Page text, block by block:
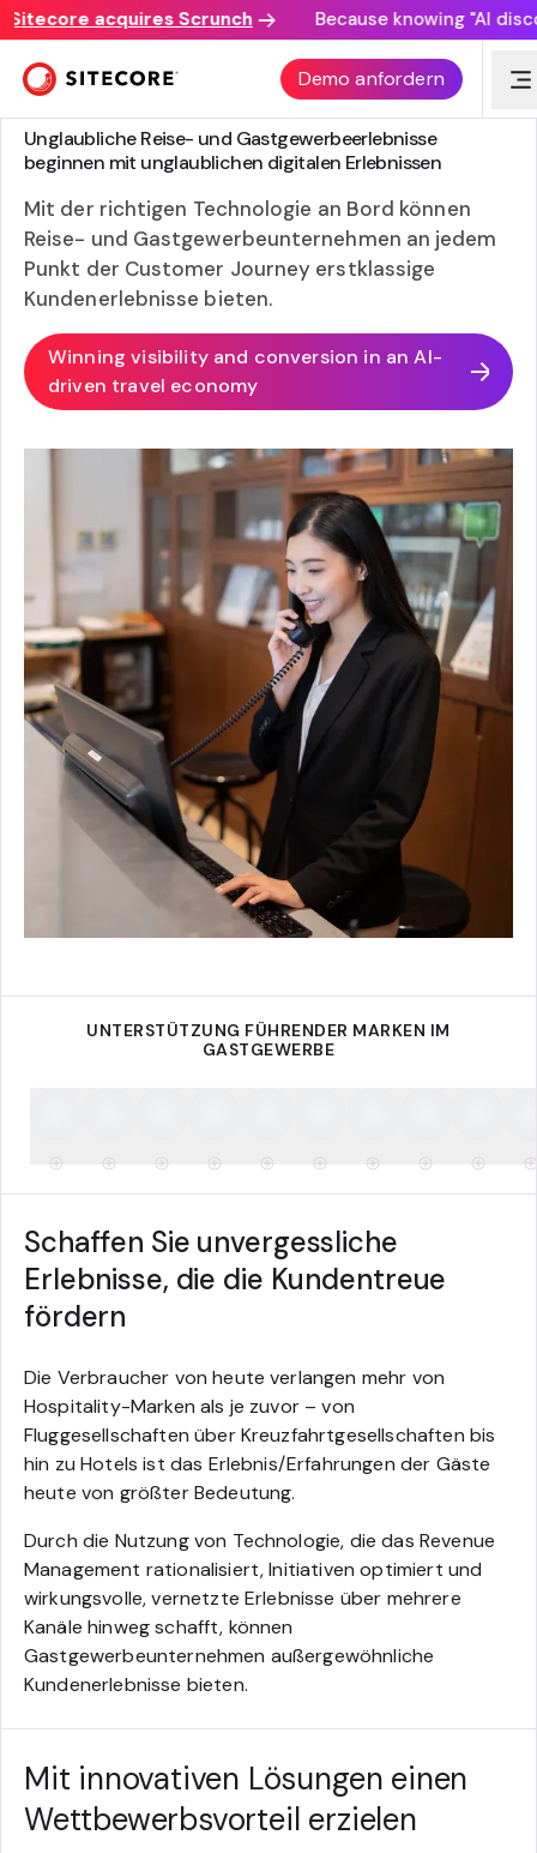
acquires Scrunch Because knowing "AI
Demo anfordern
SITECORE FÜR REISEN UND GASTGEWERBE
Unglaubliche Reise- und Gastgewerbeerlebnisse
beginnen mit unglaublichen digitalen Erlebnissen
Mit der richtigen Technologie an Bord können
Reise- und Gastgewerbeunternehmen an jedem
Punkt der Customer Journey erstklassige
Kundenerlebnisse bieten.
Winning visibility and conversion in an AI-
driven travel economy
UNTERSTÜTZUNG FÜHRENDER MARKEN IM
GASTGEWERBE
Schaffen Sie unvergessliche
Erlebnisse, die die Kundentreue
fördern
Die Verbraucher von heute verlangen mehr von
Hospitality-Marken als je zuvor – von
Fluggesellschaften über Kreuzfahrtgesellschaften bis
hin zu Hotels ist das Erlebnis/Erfahrungen der Gäste
heute von größter Bedeutung.
Durch die Nutzung von Technologie, die das Revenue
Management rationalisiert, Initiativen optimiert und
wirkungsvolle, vernetzte Erlebnisse über mehrere
Kanäle hinweg schafft, können
Gastgewerbeunternehmen außergewöhnliche
Kundenerlebnisse bieten.
Mit innovativen Lösungen einen
Wettbewerbsvorteil erzielen